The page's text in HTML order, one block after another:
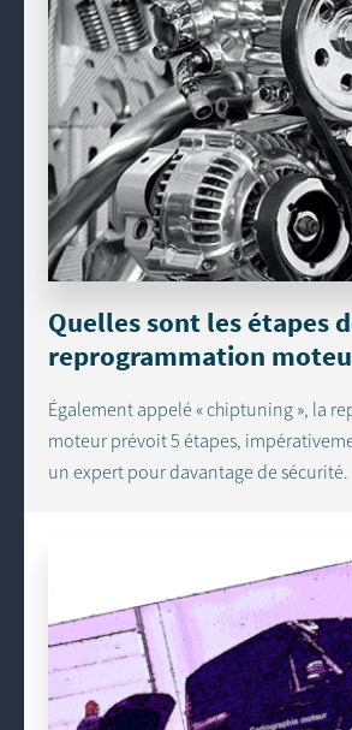
Quelles sont les étapes
reprogrammation
Également appelé « chiptuning », la
moteur prévoit 5 étapes,
un expert pour davantage de sécurité.